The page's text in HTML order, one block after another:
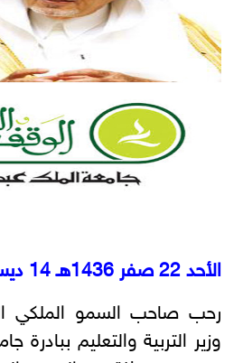
الأحد 22 صفر 1436هـ 14 ديسمبر 2014م
رحب صاحب السمو الملكي
وزير التربية والتعليم ببادرة